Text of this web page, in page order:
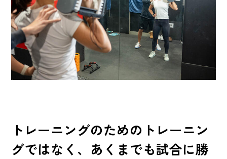
トレーニングのためのトレーニン
グではなく、あくまでも試合に勝